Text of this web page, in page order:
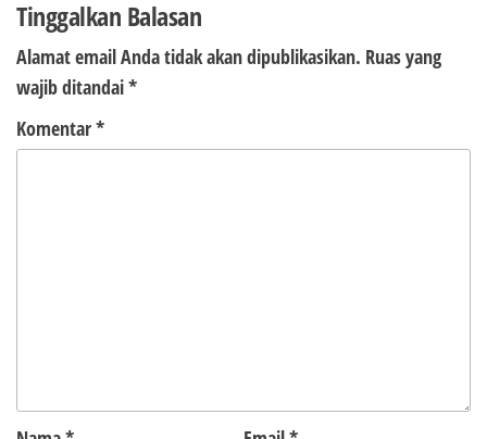
Tinggalkan Balasan
Alamat email Anda tidak akan dipublikasikan. Ruas yang
wajib ditandai*
Komentar*